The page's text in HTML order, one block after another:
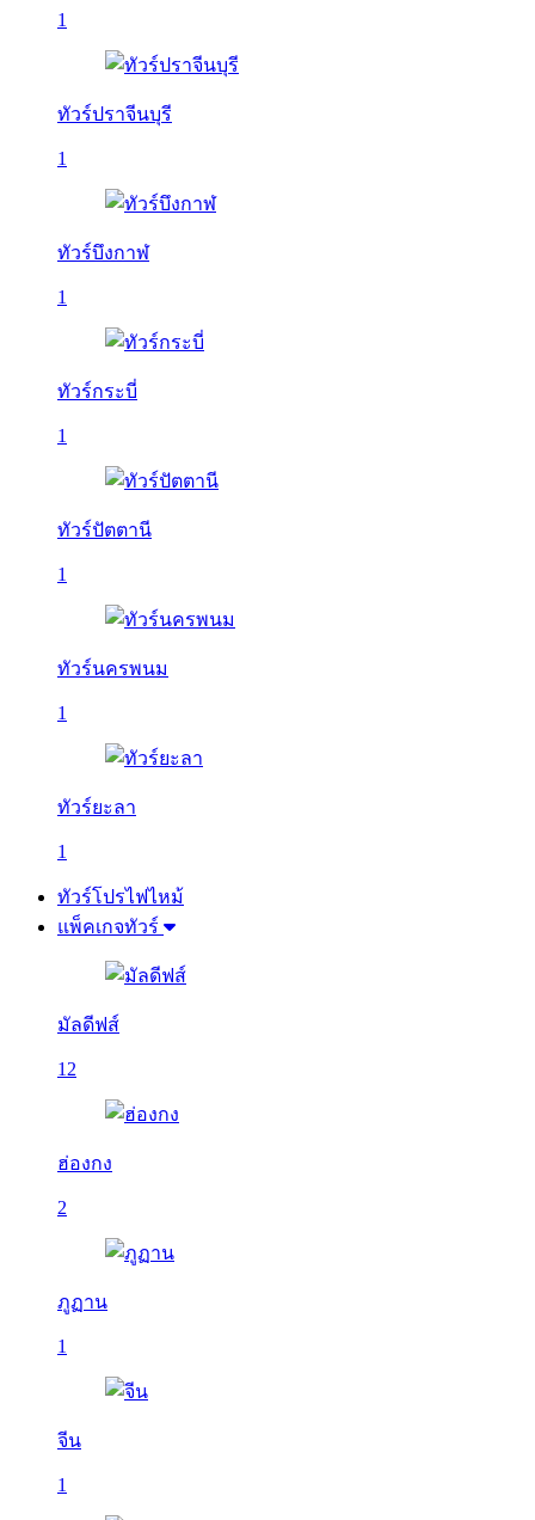
1
ทัวร์ปราจีนบุรี
1
ทัวร์บึงกาฬ
1
ทัวร์กระบี่
1
ทัวร์ปัตตานี
1
ทัวร์นครพนม
1
ทัวร์ยะลา
1
ทัวร์โปรไฟไหม้
แพ็คเกจทัวร์
มัลดีฟส์
12
ฮ่องกง
2
ภูฏาน
1
จีน
1